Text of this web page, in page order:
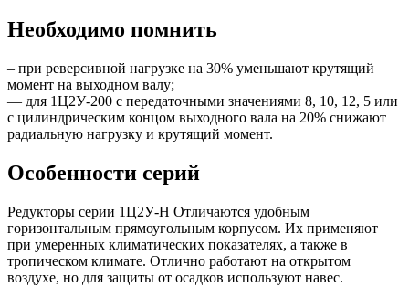
Необходимо помнить
– при реверсивной нагрузке на 30% уменьшают крутящий
момент на выходном валу;
— для 1Ц2У-200 с передаточными значениями 8, 10, 12, 5 или
с цилиндрическим концом выходного вала на 20% снижают
радиальную нагрузку и крутящий момент.
Особенности серий
Редукторы серии 1Ц2У-Н Отличаются удобным
горизонтальным прямоугольным корпусом. Их применяют
при умеренных климатических показателях, а также в
тропическом климате. Отлично работают на открытом
воздухе, но для защиты от осадков используют навес.